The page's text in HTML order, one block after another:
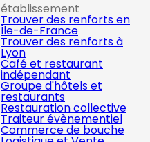
établissement
Trouver des renforts en
Île-de-France
Trouver des renforts à
Lyon
Café et restaurant
indépendant
Groupe d'hôtels et
restaurants
Restauration collective
Traiteur évènementiel
Commerce de bouche